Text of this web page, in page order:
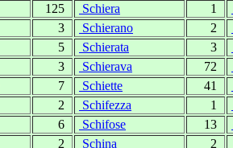
125 Schiera 1
3 Schierano 2
5 Schierata 3
3 Schierava 72
7 Schiette 41
2 Schifezza 1
6 Schifose 13
2 Schina 2